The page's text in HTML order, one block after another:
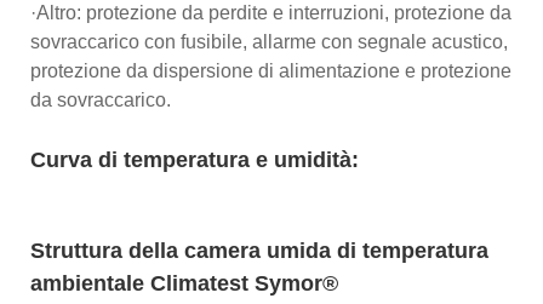
·Altro: protezione da perdite e interruzioni, protezione da
sovraccarico con fusibile, allarme con segnale acustico,
protezione da dispersione di alimentazione e protezione
da sovraccarico.
Curva di temperatura e umidità:
Struttura della camera umida di temperatura
ambientale Climatest Symor®